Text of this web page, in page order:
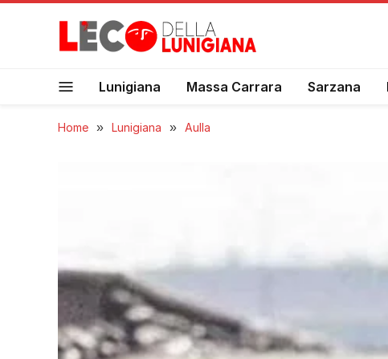
Lunigiana Massa Carrara Sarzana
Home » Lunigiana » Aulla